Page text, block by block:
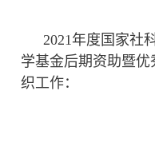
2021年度国家社
学基金后期资助暨
织工作：